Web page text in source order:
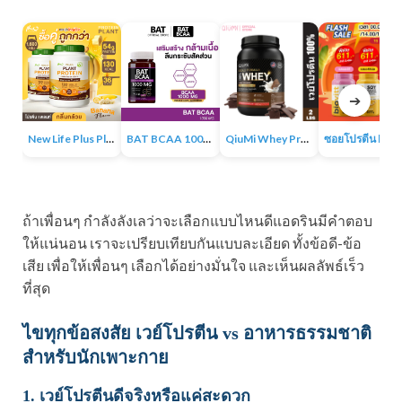
New Life Plus Plant Protein Banana Flavor ผลิตภัณฑ์เสริมอาหาร โปรตีนพืช รสกล้วย โปรตีนสูงมาก BAT BCAA 1000 MG แบท บีซีเอเอ ตัวช่วยลีนกระชับกล้ามเนื้อ QiuMi Whey Protein Isolate เวย์โปรตีน อาหารเสริม BCAA ฟื้นฟูร่างกายอย่างรวดเร็วหลังออกกำลังกาย
➔
ถ้าเพื่อนๆ กำลังลังเลว่าจะเลือกแบบไหนดีแอดรินมีคำตอบ
ให้แน่นอน เราจะเปรียบเทียบกันแบบละเอียด ทั้งข้อดี-ข้อ
เสีย เพื่อให้เพื่อนๆ เลือกได้อย่างมั่นใจ และเห็นผลลัพธ์เร็ว
ที่สุด
ไขทุกข้อสงสัย เวย์โปรตีน vs อาหารธรรมชาติ
สำหรับนักเพาะกาย
1. เวย์โปรตีนดีจริงหรือแค่สะดวก